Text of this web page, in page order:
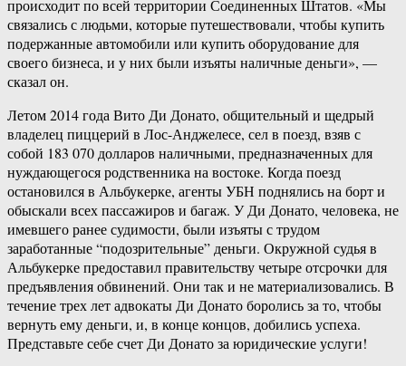
происходит по всей территории Соединенных Штатов. «Мы
связались с людьми, которые путешествовали, чтобы купить
подержанные автомобили или купить оборудование для
своего бизнеса, и у них были изъяты наличные деньги», —
сказал он.
Летом 2014 года Вито Ди Донато, общительный и щедрый
владелец пиццерий в Лос-Анджелесе, сел в поезд, взяв с
собой 183 070 долларов наличными, предназначенных для
нуждающегося родственника на востоке. Когда поезд
остановился в Альбукерке, агенты УБН поднялись на борт и
обыскали всех пассажиров и багаж. У Ди Донато, человека, не
имевшего ранее судимости, были изъяты с трудом
заработанные “подозрительные” деньги. Окружной судья в
Альбукерке предоставил правительству четыре отсрочки для
предъявления обвинений. Они так и не материализовались. В
течение трех лет адвокаты Ди Донато боролись за то, чтобы
вернуть ему деньги, и, в конце концов, добились успеха.
Представьте себе счет Ди Донато за юридические услуги!